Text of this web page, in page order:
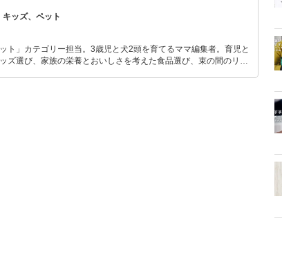
ッズ、ペット
ト」カテゴリー担当。3歳児と犬2頭を育てるママ編集者。育児と
ズ選び、家族の栄養とおいしさを考えた食品選び、束の間のリラ